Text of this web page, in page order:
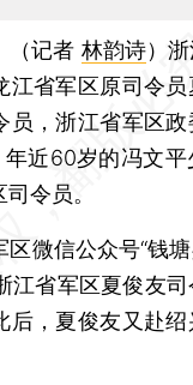
（记者 林韵诗）
江省军区原司令
员，浙江省军区
年近60岁的冯文
令员。
信公众号“钱塘
江省军区夏俊友
后，夏俊友又赴